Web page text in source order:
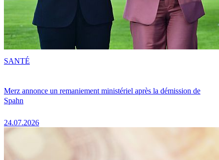
Merz annonce un remaniement ministériel après la démission de
Spahn
24.07.2026
SANTÉ